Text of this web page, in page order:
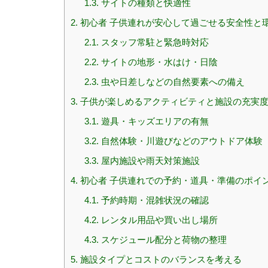
1.3. サイトの種類と快適性
2. 初心者 子供連れが安心して過ごせる安全性と
2.1. スタッフ常駐と緊急時対応
2.2. サイトの地形・水はけ・日陰
2.3. 虫や日差しなどの自然要素への備え
3. 子供が楽しめるアクティビティと施設の充実度
3.1. 遊具・キッズエリアの有無
3.2. 自然体験・川遊びなどのアウトドア体験
3.3. 屋内施設や雨天対策施設
4. 初心者 子供連れでの予約・道具・準備のポイ
4.1. 予約時期・混雑状況の確認
4.2. レンタル用品や買い出し場所
4.3. スケジュール配分と荷物の整理
5. 施設タイプとコストのバランスを考える